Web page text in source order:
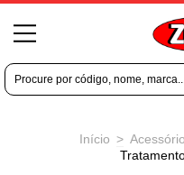
Início >